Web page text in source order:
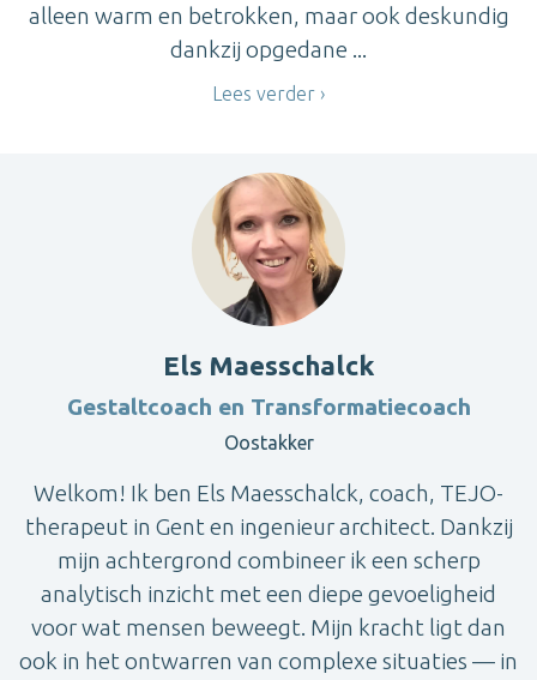
alleen warm en betrokken, maar ook deskundig
dankzij opgedane ...
Lees verder
Els Maesschalck
Gestaltcoach en Transformatiecoach
Oostakker
Welkom! Ik ben Els Maesschalck, coach, TEJO-
therapeut in Gent en ingenieur architect. Dankzij
mijn achtergrond combineer ik een scherp
analytisch inzicht met een diepe gevoeligheid
voor wat mensen beweegt. Mijn kracht ligt dan
ook in het ontwarren van complexe situaties — in